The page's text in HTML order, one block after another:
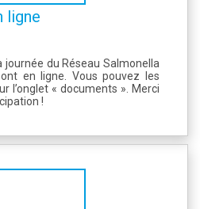
ligne
journée du Réseau Salmonella
en ligne. Vous pouvez les
l’onglet « documents ». Merci
!